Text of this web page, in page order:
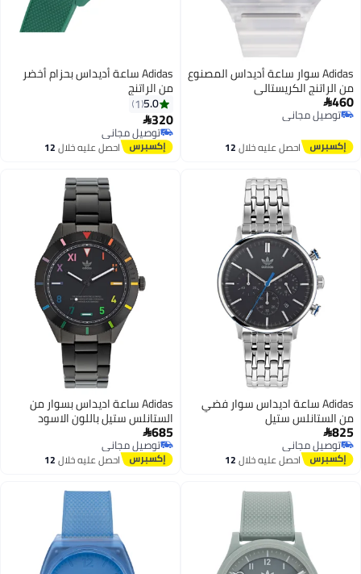
Adidas سوار ساعة أديداس المصنوع
من الراتنج الكريستالي
460
توصيل مجاني
توصيل مجاني
احصل عليه خلال12
Adidas ساعة أديداس بحزام أخضر
من الراتنج
5.0
1
320
توصيل مجاني
توصيل مجانياحصل عليه خلال12
Adidas ساعة اديداس سوار فضي
من الستانلس ستيل
825
توصيل مجاني
توصيل مجانياحصل عليه خلال12
Adidas ساعة اديداس بسوار من
الستانلس ستيل باللون الاسود
685
توصيل مجاني
توصيل مجانياحصل عليه خلال12